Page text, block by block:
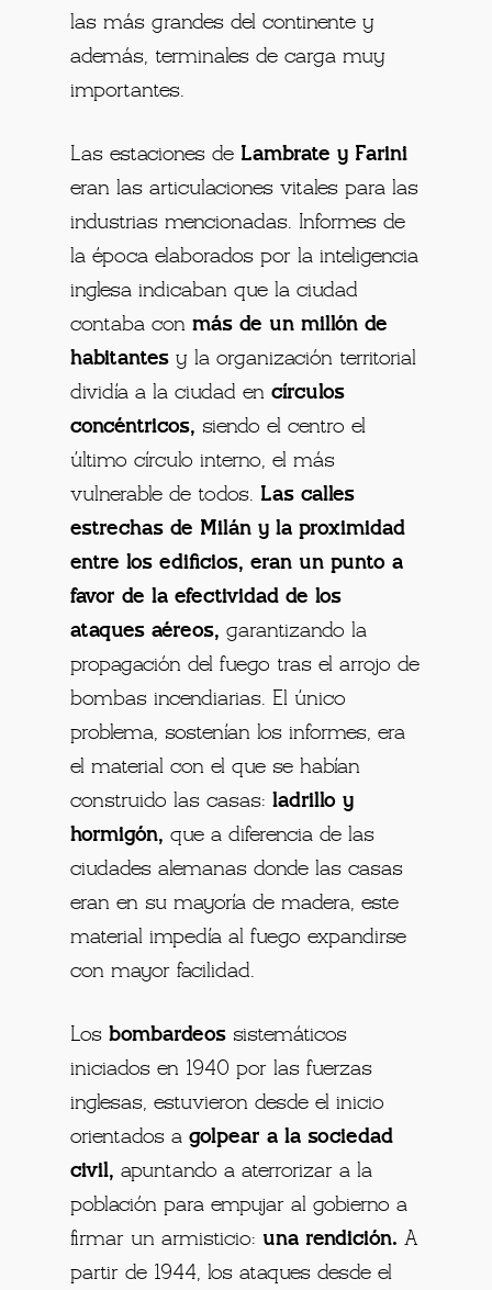
las más grandes del continente y
además, terminales de carga muy
importantes.
Las estaciones de Lambrate y Farini
eran las articulaciones vitales para las
industrias mencionadas. Informes de
la época elaborados por la inteligencia
inglesa indicaban que la ciudad
contaba con más de un millón de
habitantes y la organización territorial
dividía a la ciudad en círculos
concéntricos, siendo el centro el
último círculo interno, el más
vulnerable de todos. Las calles
estrechas de Milán y la proximidad
entre los edificios, eran un punto a
favor de la efectividad de los
ataques aéreos, garantizando la
propagación del fuego tras el arrojo de
bombas incendiarias. El único
problema, sostenían los informes, era
el material con el que se habían
construido las casas:ladrillo y
hormigón, que a diferencia de las
ciudades alemanas donde las casas
eran en su mayoría de madera, este
material impedía al fuego expandirse
con mayor facilidad.
Losbombardeos sistemáticos
iniciados en 1940 por las fuerzas
inglesas, estuvieron desde el inicio
orientados agolpear a la sociedad
civil, apuntando a aterrorizar a la
población para empujar al gobierno a
firmar un armisticio: una rendición. A
partir de 1944, los ataques desde el